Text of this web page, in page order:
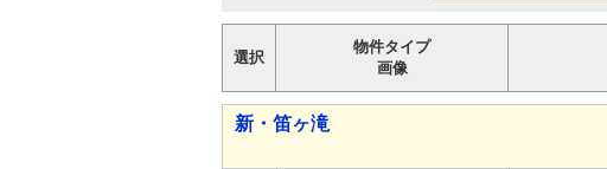
選択
物件タイプ
画像
新・笛ヶ滝